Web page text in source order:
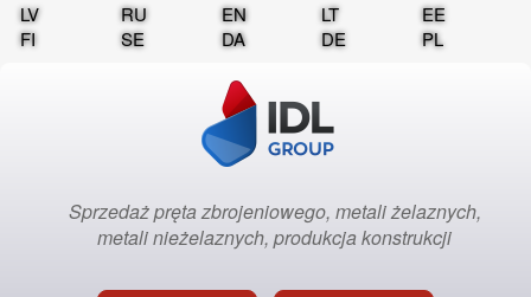
LV RU EN LT
EE
FI
SE DA DE PL
Sprzedaż pręta zbrojeniowego, metali żelaznych,
metali nieżelaznych, produkcja konstrukcji